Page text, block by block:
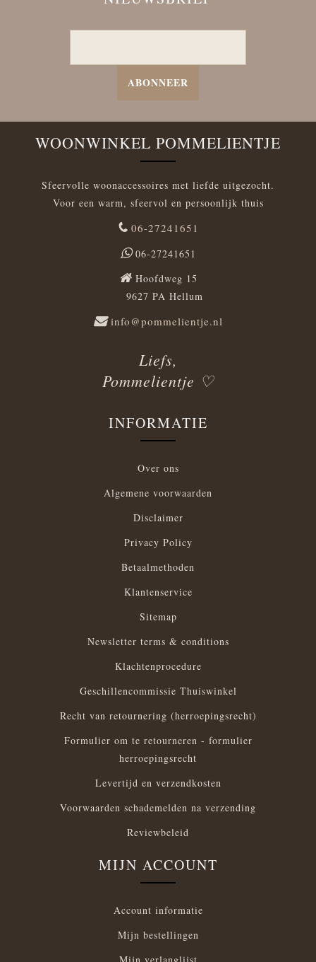
ABONNEER
WOONWINKEL POMMELIENTJE
Sfeervolle woonaccessoires met liefde uitgezocht.
Voor een warm, sfeervol en persoonlijk thuis
06-27241651
06-27241651
Hoofdweg 15
9627 PA Hellum
info@pommelientje.nl
Liefs,
Pommelientje ♡
INFORMATIE
Over ons
Algemene voorwaarden
Disclaimer
Privacy Policy
Betaalmethoden
Klantenservice
Sitemap
Newsletter terms & conditions
Klachtenprocedure
Geschillencommissie Thuiswinkel
Recht van retournering (herroepingsrecht)
Formulier om te retourneren - formulier
herroepingsrecht
Levertijd en verzendkosten
Voorwaarden schademelden na verzending
Reviewbeleid
MIJN ACCOUNT
Account informatie
Mijn bestellingen
Mijn verlanglijst